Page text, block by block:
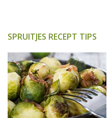
SPRUITJES RECEPT TIPS